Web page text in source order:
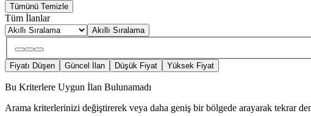
Tümünü Temizle
Tüm İlanlar
Akıllı Sıralama
Fiyatı Düşen Güncel İlan Düşük Fiyat Yüksek Fiyat
Bu Kriterlere Uygun İlan Bulunamadı
Arama kriterlerinizi değiştirerek veya daha geniş bir bölgede arayarak tekrar